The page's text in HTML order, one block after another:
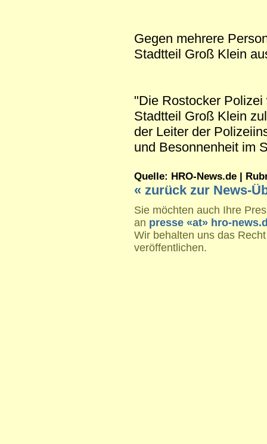
Gegen mehrere
Stadtteil Groß Klein
"Die Rostocker
Stadtteil Groß Klein
der Leiter der
und Besonnenheit im
Quelle: HRO-News.de |
« zurück zur News-
Sie möchten auch Ihre
an presse «at» hro-
Wir behalten uns das
veröffentlichen.